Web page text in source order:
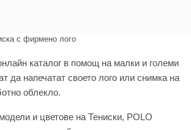
каталог в помощ на малки и големи
да напечатат своето лого или снимка на
облекло.
и цветове на Тениски, POLO